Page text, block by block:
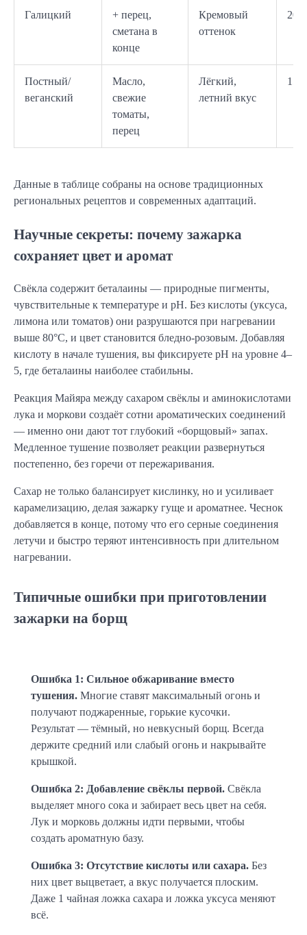
Галицкий
+ перец,
сметана в
конце
Кремовый
оттенок
Постный/
веганский
Масло,
свежие
томаты,
перец
Лёгкий,
летний вкус
Данные в таблице собраны на основе традиционных
региональных рецептов и современных адаптаций.
Научные секреты: почему зажарка
сохраняет цвет и аромат
Свёкла содержит беталаины — природные пигменты,
чувствительные к температуре и pH. Без кислоты (уксуса,
лимона или томатов) они разрушаются при нагревании
выше 80°C, и цвет становится бледно-розовым. Добавляя
кислоту в начале тушения, вы фиксируете pH на уровне 4–
5, где беталаины наиболее стабильны.
Реакция Майяра между сахаром свёклы и аминокислотами
лука и моркови создаёт сотни ароматических соединений
— именно они дают тот глубокий «борщовый» запах.
Медленное тушение позволяет реакции развернуться
постепенно, без горечи от пережаривания.
Сахар не только балансирует кислинку, но и усиливает
карамелизацию, делая зажарку гуще и ароматнее. Чеснок
добавляется в конце, потому что его серные соединения
летучи и быстро теряют интенсивность при длительном
нагревании.
Типичные ошибки при приготовлении
зажарки на борщ
Ошибка 1: Сильное обжаривание вместо
тушения. Многие ставят максимальный огонь и
получают поджаренные, горькие кусочки.
Результат — тёмный, но невкусный борщ. Всегда
держите средний или слабый огонь и накрывайте
крышкой.
Ошибка 2: Добавление свёклы первой. Свёкла
выделяет много сока и забирает весь цвет на себя.
Лук и морковь должны идти первыми, чтобы
создать ароматную базу.
Ошибка 3: Отсутствие кислоты или сахара. Без
них цвет выцветает, а вкус получается плоским.
Даже 1 чайная ложка сахара и ложка уксуса меняют
всё.